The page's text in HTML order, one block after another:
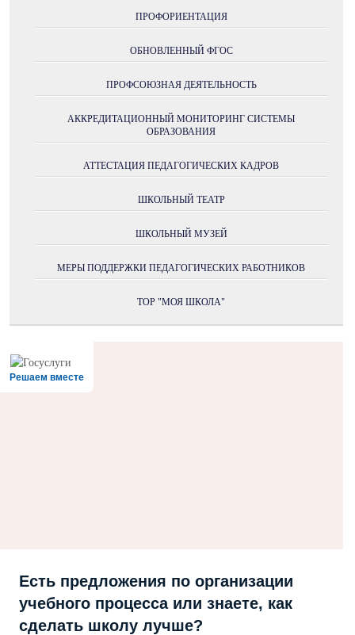
ПРОФОРИЕНТАЦИЯ
ОБНОВЛЕННЫЙ ФГОС
ПРОФСОЮЗНАЯ ДЕЯТЕЛЬНОСТЬ
АККРЕДИТАЦИОННЫЙ МОНИТОРИНГ СИСТЕМЫ
ОБРАЗОВАНИЯ
АТТЕСТАЦИЯ ПЕДАГОГИЧЕСКИХ КАДРОВ
ШКОЛЬНЫЙ ТЕАТР
ШКОЛЬНЫЙ МУЗЕЙ
МЕРЫ ПОДДЕРЖКИ ПЕДАГОГИЧЕСКИХ РАБОТНИКОВ
ТОР "МОЯ ШКОЛА"
Решаем вместе
Есть предложения по организации
учебного процесса или знаете, как
сделать школу лучше?